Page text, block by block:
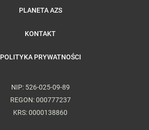
PLANETA AZS
KONTAKT
POLITYKA PRYWATNOŚCI
NIP: 526-025-09-89
REGON: 000777237
KRS: 0000138860